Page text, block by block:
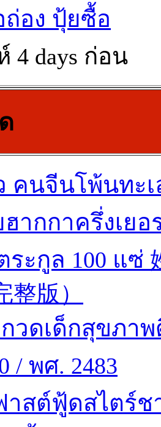
ถ่อง ปุ้ยซื้อ
4 days ก่อน
คนจีนโพ้นทะ
ากกาครึ่งเยอ
ะกูล 100 แซ่
版）
วดเด็กสุขภา
/ พศ. 2483
าสต์ฟู้ดสไตร์ช